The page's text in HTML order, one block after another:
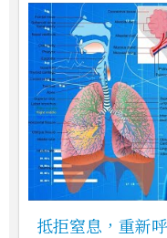
抵拒窒息，重新